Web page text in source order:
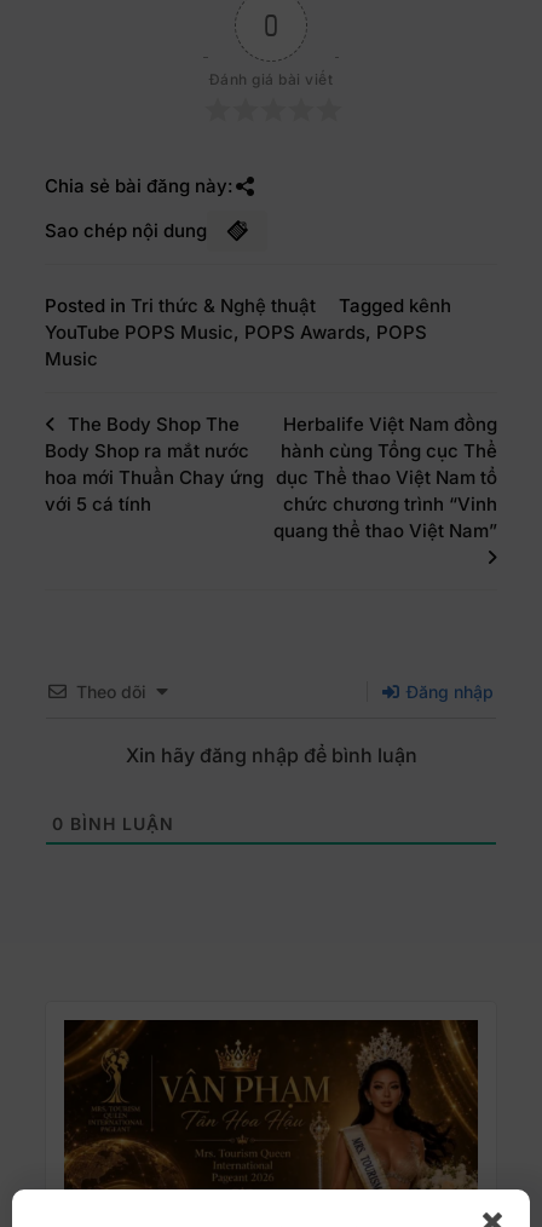
0
Đánh giá bài viết
Chia sẻ bài đăng này:
Sao chép nội dung
Posted in Tri thức & Nghệ thuật Tagged kênh
YouTube POPS Music, POPS Awards, POPS
Music
The Body Shop The
Body Shop ra mắt nước
hoa mới Thuần Chay ứng
với 5 cá tính
Herbalife Việt Nam đồng
hành cùng Tổng cục Thể
dục Thể thao Việt Nam tổ
chức chương trình “Vinh
quang thể thao Việt Nam”
Theo dõi Đăng nhập
Xin hãy đăng nhập để bình luận
0 BÌNH LUẬN